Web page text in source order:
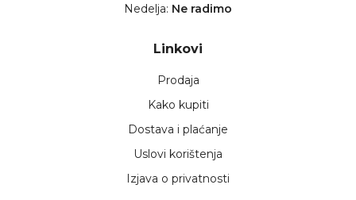
Nedelja: Ne radimo
Linkovi
Prodaja
Kako kupiti
Dostava i plaćanje
Uslovi korištenja
Izjava o privatnosti